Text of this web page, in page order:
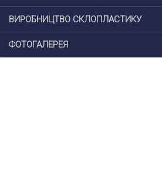
ВИРОБНИЦТВО СКЛОПЛАСТИКУ
ФОТОГАЛЕРЕЯ